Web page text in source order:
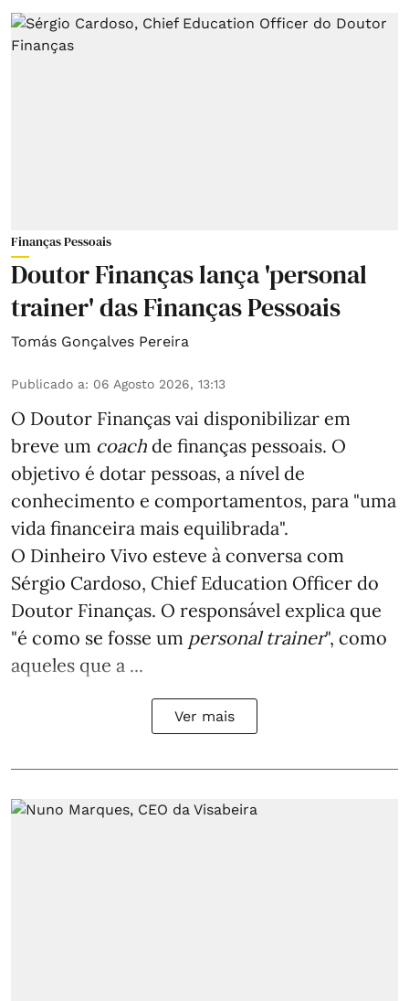
Finanças Pessoais
Doutor Finanças lança 'personal
trainer' das Finanças Pessoais
Tomás Gonçalves Pereira
Publicado a: 06 Agosto 2026, 13:13
O Doutor Finanças vai disponibilizar em
breve um coach de finanças pessoais. O
objetivo é dotar pessoas, a nível de
conhecimento e comportamentos, para "uma
vida financeira mais equilibrada".
O Dinheiro Vivo esteve à conversa com
Sérgio Cardoso, Chief Education Officer do
Doutor Finanças. O responsável explica que
"é como se fosse um personal trainer", como
aqueles que a ...
Ver mais